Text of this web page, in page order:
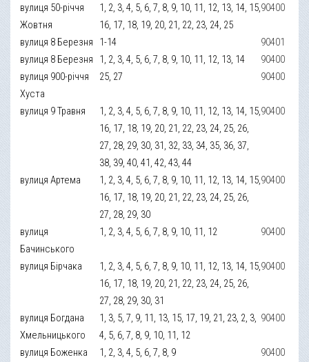
вулиця 50-річчя
Жовтня
1, 2, 3, 4, 5, 6, 7, 8, 9, 10, 11, 12, 13, 14, 15,
16, 17, 18, 19, 20, 21, 22, 23, 24, 25
90400
вулиця 8 Березня 1-14
90401
вулиця 8 Березня
1, 2, 3, 4, 5, 6, 7, 8, 9, 10, 11, 12, 13, 14
90400
вулиця 900-річчя
Хуста
25, 27 90400
вулиця 9 Травня
1, 2, 3, 4, 5, 6, 7, 8, 9, 10, 11, 12, 13, 14, 15,
16, 17, 18, 19, 20, 21, 22, 23, 24, 25, 26,
27, 28, 29, 30, 31, 32, 33, 34, 35, 36, 37,
38, 39, 40, 41, 42, 43, 44
90400
вулиця Артема
1, 2, 3, 4, 5, 6, 7, 8, 9, 10, 11, 12, 13, 14, 15,
16, 17, 18, 19, 20, 21, 22, 23, 24, 25, 26,
27, 28, 29, 30
90400
вулиця
Бачинського
1, 2, 3, 4, 5, 6, 7, 8, 9, 10, 11, 12 90400
вулиця Бірчака
1, 2, 3, 4, 5, 6, 7, 8, 9, 10, 11, 12, 13, 14, 15,
16, 17, 18, 19, 20, 21, 22, 23, 24, 25, 26,
27, 28, 29, 30, 31
90400
вулиця Богдана
Хмельницького
1, 3, 5, 7, 9, 11, 13, 15, 17, 19, 21, 23, 2, 3,
4, 5, 6, 7, 8, 9, 10, 11, 12
90400
вулиця Боженка 1, 2, 3, 4, 5, 6, 7, 8, 9
90400